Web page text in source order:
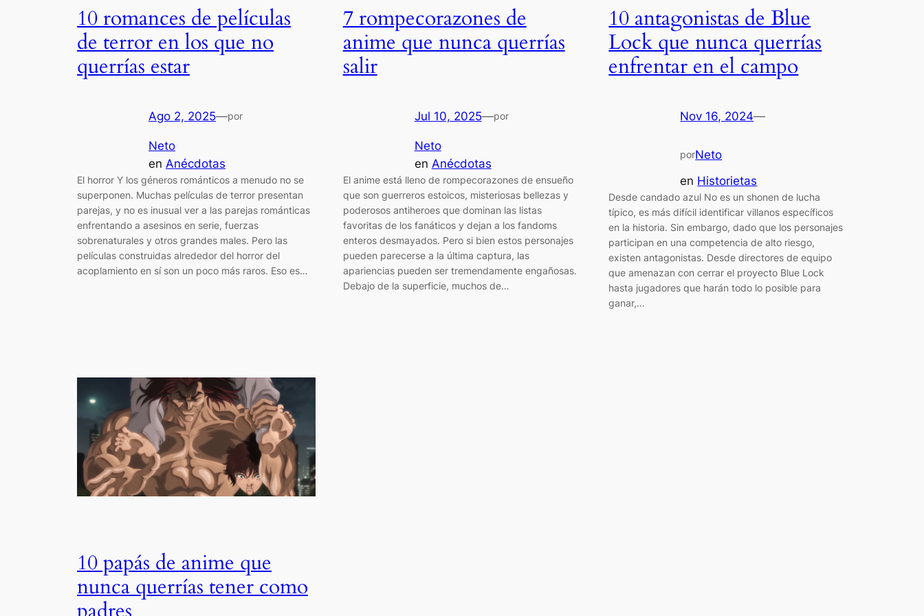
10 romances de películas
de terror en los que no
querrías estar
Ago 2, 2025—por
Neto
en Anécdotas
El horror Y los géneros románticos a menudo no se
superponen. Muchas películas de terror presentan
parejas, y no es inusual ver a las parejas románticas
enfrentando a asesinos en serie, fuerzas
sobrenaturales y otros grandes males. Pero las
películas construidas alrededor del horror del
acoplamiento en sí son un poco más raros. Eso es…
7 rompecorazones de
anime que nunca querrías
salir
Jul 10, 2025—por
Neto
en Anécdotas
El anime está lleno de rompecorazones de ensueño
que son guerreros estoicos, misteriosas bellezas y
poderosos antiheroes que dominan las listas
favoritas de los fanáticos y dejan a los fandoms
enteros desmayados. Pero si bien estos personajes
pueden parecerse a la última captura, las
apariencias pueden ser tremendamente engañosas.
Debajo de la superficie, muchos de…
10 antagonistas de Blue
Lock que nunca querrías
enfrentar en el campo
Nov 16, 2024—
porNeto
en Historietas
Desde candado azul No es un shonen de lucha
típico, es más difícil identificar villanos específicos
en la historia. Sin embargo, dado que los personajes
participan en una competencia de alto riesgo,
existen antagonistas. Desde directores de equipo
que amenazan con cerrar el proyecto Blue Lock
hasta jugadores que harán todo lo posible para
ganar,…
10 papás de anime que
nunca querrías tener como